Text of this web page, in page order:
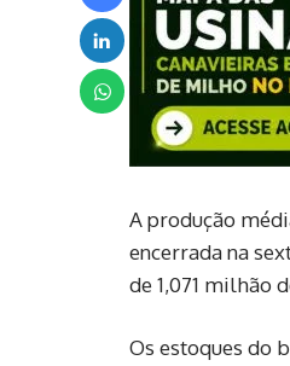
A produção
encerrada na
de 1,071 milhão
Os estoques do